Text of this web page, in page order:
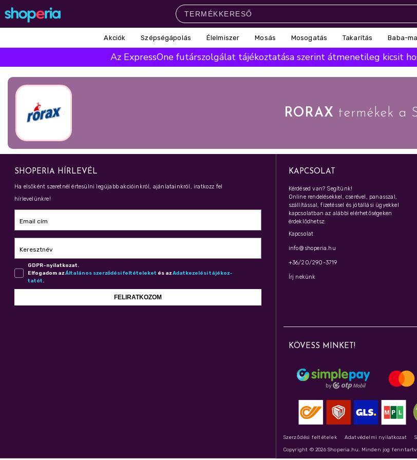
Élelmiszer
Mosás Mosogatás Takarítás
Baba-mama
Népszerű márkák
Lenor
Népszerű keresések
leukoplast ariel lenor finish
pampers
Akciók Szépségápolás Élelmiszer Mosás Mosogatás Takarítás Baba-
Az ExpressOne futárszolgálat tájékoztatása szerint átmenetileg kicsit
RORAX termékek a
SHOPERIA HÍRLEVÉL
Ha elsőként szeretnél értesülni legújabb akcióinkról, ajánlatainkról, iratkozz fel
hírlevelünkre!
Email cím
Keresztnév
GDPR-nyilatkozat.
Elfogadom azÁl­ta­lá­nos szer­ző­dé­si fel­té­te­le­ket és azAdat­ke­ze­lé­si tá­jé­koz­
ta­tót.
FELIRATKOZOM
KAPCSOLAT
Kérdésed van? Segítünk!
Online rendelésekkel, cserével, panasszal,
szállítással, fizetéssel és jótállási ügyekkel
kapcsolatban az alábbi elérhetőségeken
érdeklődhetsz:
Kapcsolat
info@shoperia.hu
+36/20/290-3719
Írj nekünk
KÖVESS MINKET!
Szerződési feltételek Adatvédelmi nyilatkozat
Copyright © 2026 Shoperia.hu. Minden jog